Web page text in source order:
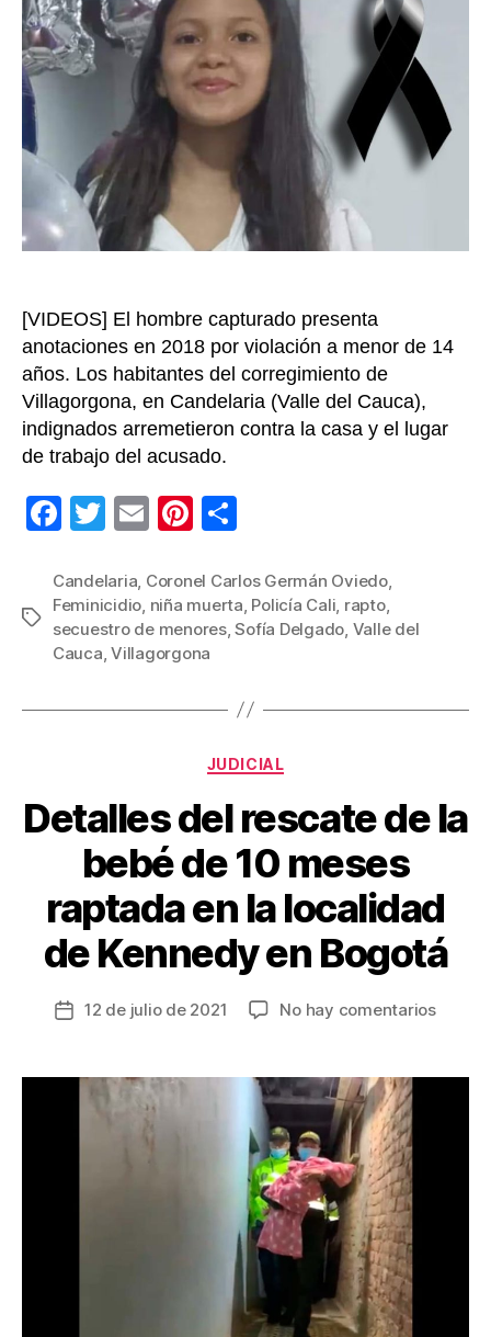
fue
[VIDEOS] El hombre capturado presenta
anotaciones en 2018 por violación a menor de 14
años. Los habitantes del corregimiento de
Villagorgona, en Candelaria (Valle del Cauca),
indignados arremetieron contra la casa y el lugar
de trabajo del acusado.
F
c
e
b
o
T
tt
er
E
ail
Pi
er
e
st
m
p
Etiquetas
Candelaria, Coronel Carlos Germán Oviedo,
Feminicidio, niña muerta, Policía Cali, rapto,
secuestro de menores,Sofía Delgado, Valle del
Cauca,Villagorgona
Categorías
JUDICIAL
Detalles del rescate de la
bebé de 10 meses
raptada en la localidad
de Kennedy en Bogotá
Fecha
entrada
12 de julio de 2021 No hay comentariosen